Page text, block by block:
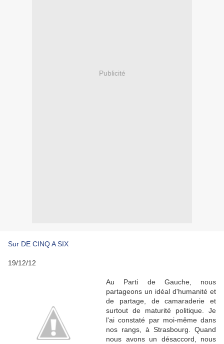
Publicité
Sur DE CINQ A SIX
19/12/12
Au Parti de Gauche, nous
partageons un idéal d'humanité et
de partage, de camaraderie et
surtout de maturité politique. Je
l'ai constaté par moi-même dans
nos rangs, à Strasbourg. Quand
nous avons un désaccord, nous